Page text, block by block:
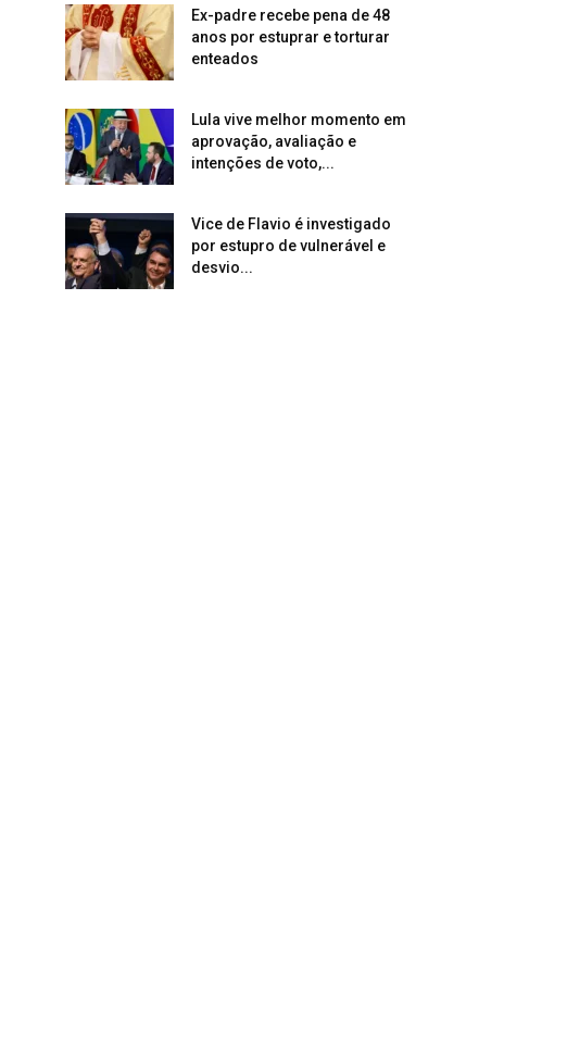
Ex-padre recebe pena de 48
anos por estuprar e torturar
enteados
Lula vive melhor momento em
aprovação, avaliação e
intenções de voto,...
Vice de Flavio é investigado
por estupro de vulnerável e
desvio...